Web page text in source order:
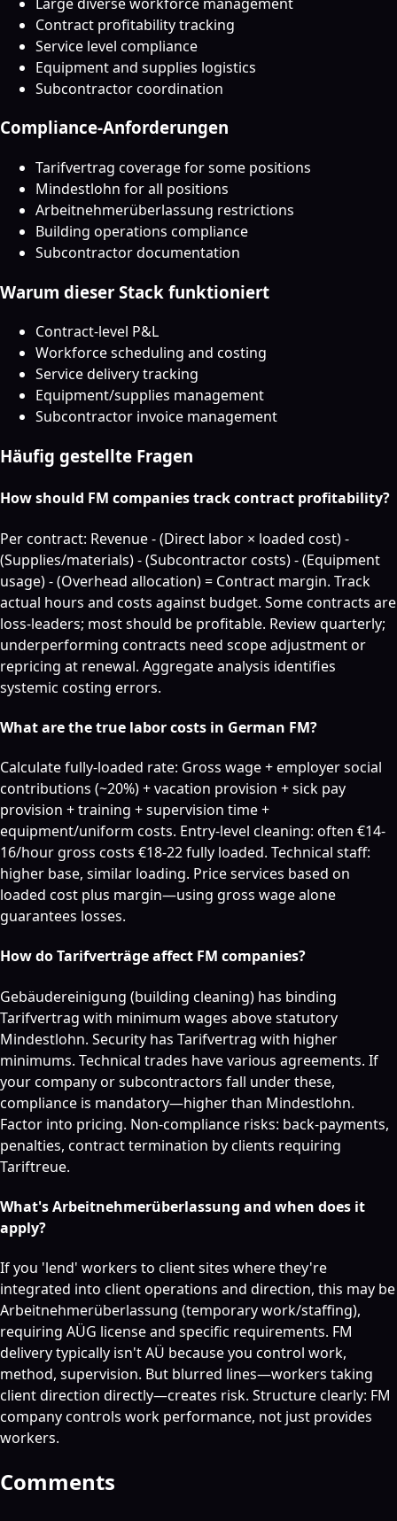
Contract profitability tracking
Service level compliance
Equipment and supplies logistics
Subcontractor coordination
Compliance-Anforderungen
Tarifvertrag coverage for some positions
Mindestlohn for all positions
Arbeitnehmerüberlassung restrictions
Building operations compliance
Subcontractor documentation
Warum dieser Stack funktioniert
Contract-level P&L
Workforce scheduling and costing
Service delivery tracking
Equipment/supplies management
Subcontractor invoice management
Häufig gestellte Fragen
How should FM companies track contract profitability?
Per contract: Revenue - (Direct labor × loaded cost) -
(Supplies/materials) - (Subcontractor costs) - (Equipment
usage) - (Overhead allocation) = Contract margin. Track
actual hours and costs against budget. Some contracts are
loss-leaders; most should be profitable. Review quarterly;
underperforming contracts need scope adjustment or
repricing at renewal. Aggregate analysis identifies
systemic costing errors.
What are the true labor costs in German FM?
Calculate fully-loaded rate: Gross wage + employer social
contributions (~20%) + vacation provision + sick pay
provision + training + supervision time +
equipment/uniform costs. Entry-level cleaning: often €14-
16/hour gross costs €18-22 fully loaded. Technical staff:
higher base, similar loading. Price services based on
loaded cost plus margin—using gross wage alone
guarantees losses.
How do Tarifverträge affect FM companies?
Gebäudereinigung (building cleaning) has binding
Tarifvertrag with minimum wages above statutory
Mindestlohn. Security has Tarifvertrag with higher
minimums. Technical trades have various agreements. If
your company or subcontractors fall under these,
compliance is mandatory—higher than Mindestlohn.
Factor into pricing. Non-compliance risks: back-payments,
penalties, contract termination by clients requiring
Tariftreue.
What's Arbeitnehmerüberlassung and when does it
apply?
If you 'lend' workers to client sites where they're
integrated into client operations and direction, this may be
Arbeitnehmerüberlassung (temporary work/staffing),
requiring AÜG license and specific requirements. FM
delivery typically isn't AÜ because you control work,
method, supervision. But blurred lines—workers taking
client direction directly—creates risk. Structure clearly: FM
company controls work performance, not just provides
workers.
Comments